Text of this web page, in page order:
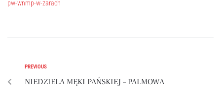
pw-wnmp-w-zarach
PREVIOUS
NIEDZIELA MĘKI PAŃSKIEJ – PALMOWA